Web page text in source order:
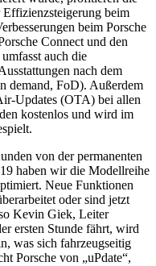
beim
beim Porsche
Connect und den
auch die
nach dem
demand, FoD). Außerdem
Updates (OTA) bei allen
kostenlos und wird im
von der permanenten
haben wir die Modellreihe
Neue Funktionen
oder sind jetzt
Kevin Giek, Leiter
ersten Stunde fährt, wird
was sich fahrzeugseitig
Porsche von „uPdate“,